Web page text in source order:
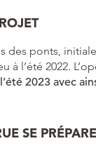
des ponts,
à l’été 2022.
l’été 2023 avec
SE